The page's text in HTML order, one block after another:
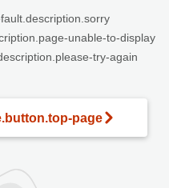
unable-to-display
try-again
page